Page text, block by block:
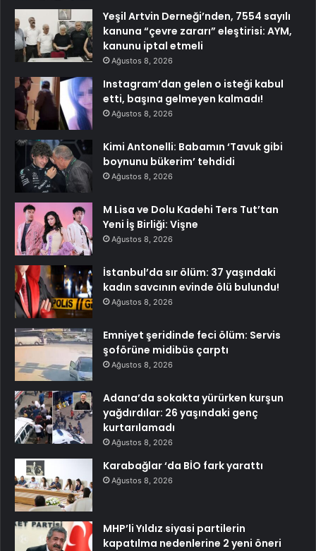
Yeşil Artvin Derneği’nden, 7554 sayılı
kanuna “çevre zararı” eleştirisi: AYM,
kanunu iptal etmeli
Ağustos 8, 2026
Instagram’dan gelen o isteği kabul
etti, başına gelmeyen kalmadı!
Ağustos 8, 2026
Kimi Antonelli: Babamın ‘Tavuk gibi
boynunu bükerim’ tehdidi
Ağustos 8, 2026
M Lisa ve Dolu Kadehi Ters Tut’tan
Yeni İş Birliği: Vişne
Ağustos 8, 2026
İstanbul’da sır ölüm: 37 yaşındaki
kadın savcının evinde ölü bulundu!
Ağustos 8, 2026
Emniyet şeridinde feci ölüm: Servis
şoförüne midibüs çarptı
Ağustos 8, 2026
Adana’da sokakta yürürken kurşun
yağdırdılar: 26 yaşındaki genç
kurtarılamadı
Ağustos 8, 2026
Karabağlar ‘da BİO fark yarattı
Ağustos 8, 2026
MHP’li Yıldız siyasi partilerin
kapatılma nedenlerine 2 yeni öneri